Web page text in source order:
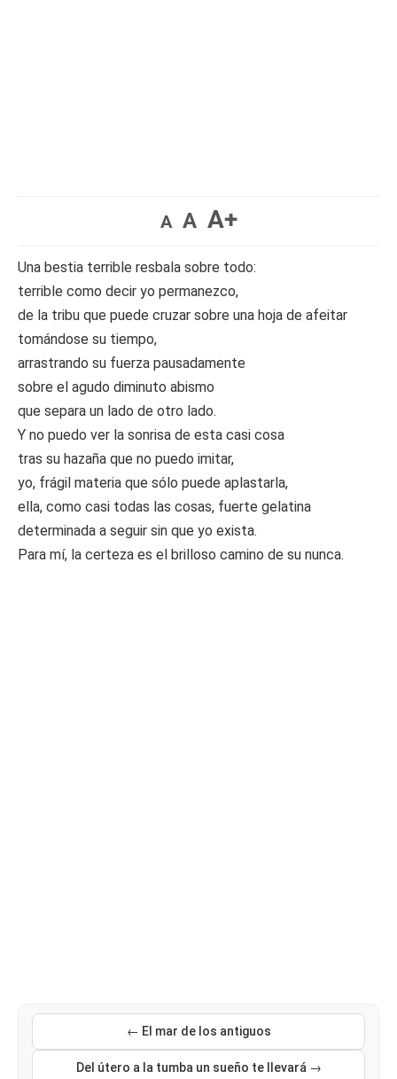
A A A+
Una bestia terrible resbala sobre todo:
terrible como decir yo permanezco,
de la tribu que puede cruzar sobre una hoja de afeitar
tomándose su tiempo,
arrastrando su fuerza pausadamente
sobre el agudo diminuto abismo
que separa un lado de otro lado.
Y no puedo ver la sonrisa de esta casi cosa
tras su hazaña que no puedo imitar,
yo, frágil materia que sólo puede aplastarla,
ella, como casi todas las cosas, fuerte gelatina
determinada a seguir sin que yo exista.
Para mí, la certeza es el brilloso camino de su nunca.
← El mar de los antiguos
Del útero a la tumba un sueño te llevará →